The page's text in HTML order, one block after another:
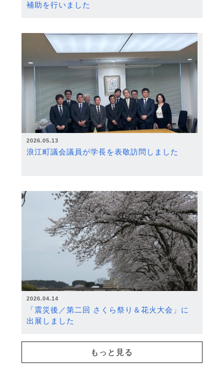
補助を行いました
2026.05.13
浪江町議会議員が学長を表敬訪問しました
2026.04.14
「震災後／第二回 さくら祭り＆花火大会」に
出展しました
もっと見る